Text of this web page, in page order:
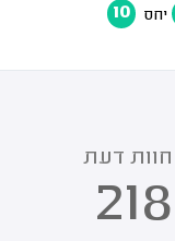
יחס 10
חוות דעת
218